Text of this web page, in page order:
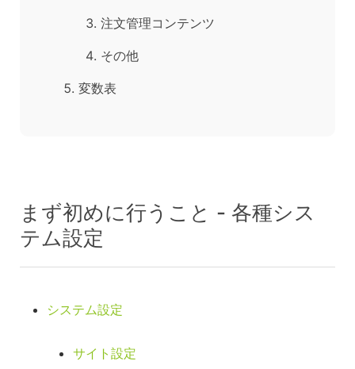
注文管理コンテンツ
その他
変数表
まず初めに行うこと - 各種シス
テム設定
システム設定
サイト設定